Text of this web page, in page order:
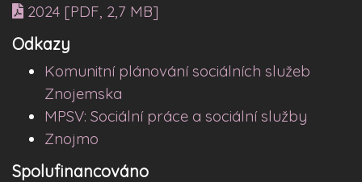
2024 [PDF, 2,7 MB]
Odkazy
Komunitní plánování sociálních služeb
Znojemska
MPSV: Sociální práce a sociální služby
Znojmo
Spolufinancováno